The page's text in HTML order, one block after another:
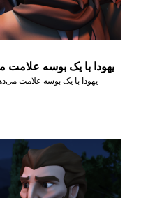
یهودا با یک بوسه علامت